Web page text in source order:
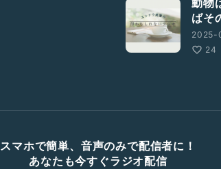
動物
ばそ
2025-
24
スマホで簡単、音声のみで配信者に！
あなたも今すぐラジオ配信